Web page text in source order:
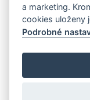
Pivní.info
Poznámka pod
Pivní deníček je
konkrétním
a marketing.
cookies uloženy
Podrobné